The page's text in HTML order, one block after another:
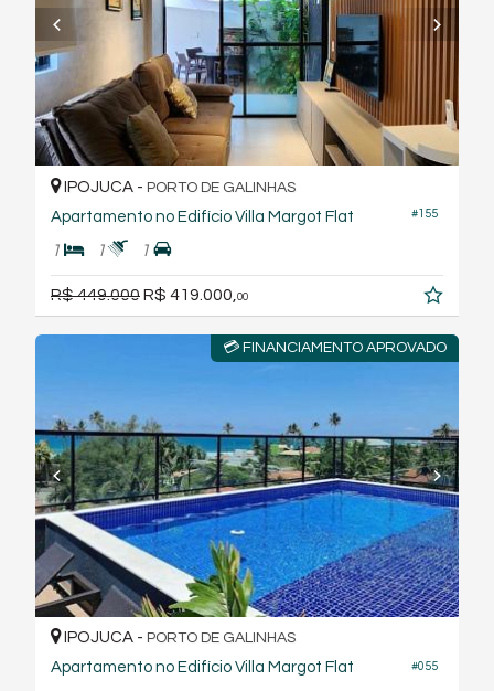
#155
IPOJUCA - PORTO DE GALINHAS
Apartamento no Edifício Villa Margot Flat
1 1 1
R$ 449.000R$ 419.000, 00
💳 FINANCIAMENTO APROVADO
#055
IPOJUCA - PORTO DE GALINHAS
Apartamento no Edifício Villa Margot Flat